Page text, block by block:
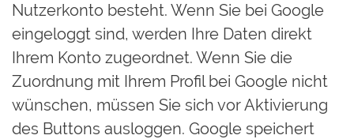
Nutzerkonto besteht. Wenn Sie bei Google
eingeloggt sind, werden Ihre Daten direkt
Ihrem Konto zugeordnet. Wenn Sie die
Zuordnung mit Ihrem Profil bei Google nicht
wünschen, müssen Sie sich vor Aktivierung
des Buttons ausloggen. Google speichert